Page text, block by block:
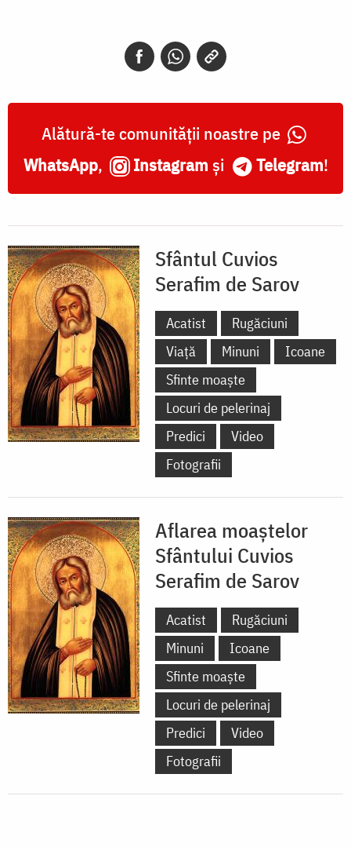
Alătură-te comunității noastre pe
WhatsApp, Instagram și Telegram!
Sfântul Cuvios
Serafim de Sarov
Acatist
Rugăciuni
Viață
Minuni
Icoane
Sfinte moaște
Locuri de pelerinaj
Predici
Video
Fotografii
Aflarea moaștelor
Sfântului Cuvios
Serafim de Sarov
Acatist
Rugăciuni
Minuni
Icoane
Sfinte moaște
Locuri de pelerinaj
Predici
Video
Fotografii